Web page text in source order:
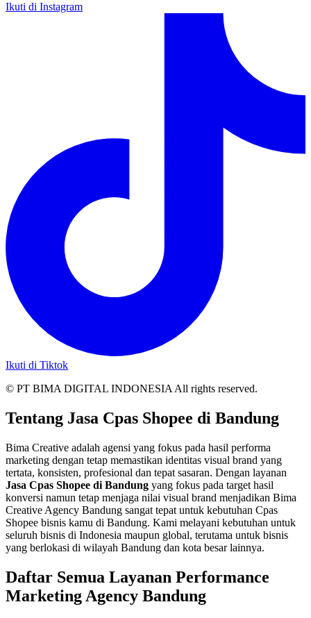
Ikuti di Instagram
Ikuti di Tiktok
© PT BIMA DIGITAL INDONESIA All rights reserved.
Tentang Jasa Cpas Shopee di Bandung
Bima Creative adalah agensi yang fokus pada hasil performa
marketing dengan tetap memastikan identitas visual brand yang
tertata, konsisten, profesional dan tepat sasaran. Dengan layanan
Jasa Cpas Shopee di Bandung yang fokus pada target hasil
konversi namun tetap menjaga nilai visual brand menjadikan Bima
Creative Agency Bandung sangat tepat untuk kebutuhan Cpas
Shopee bisnis kamu di Bandung. Kami melayani kebutuhan untuk
seluruh bisnis di Indonesia maupun global, terutama untuk bisnis
yang berlokasi di wilayah Bandung dan kota besar lainnya.
Daftar Semua Layanan Performance
Marketing Agency Bandung